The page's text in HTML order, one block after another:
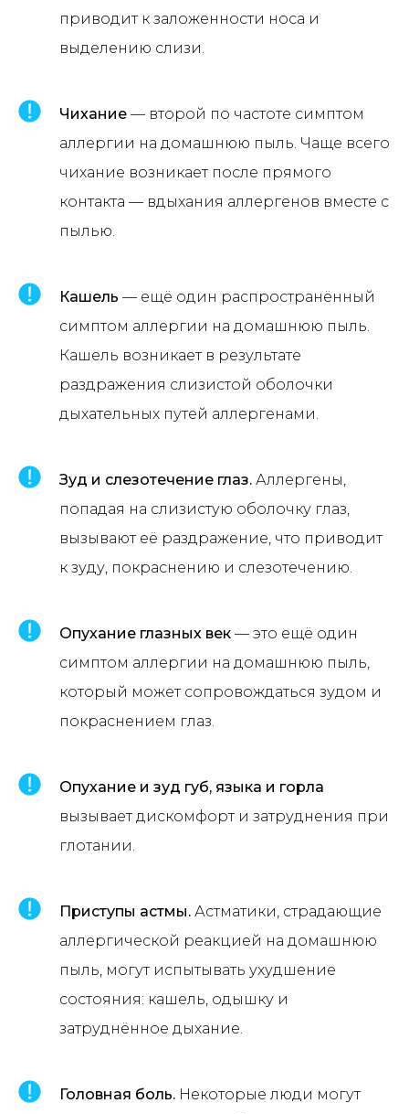
приводит к заложенности носа и
выделению слизи.
Чихание — второй по частоте симптом
аллергии на домашнюю пыль. Чаще всего
чихание возникает после прямого
контакта — вдыхания аллергенов вместе с
пылью.
Кашель — ещё один распространённый
симптом аллергии на домашнюю пыль.
Кашель возникает в результате
раздражения слизистой оболочки
дыхательных путей аллергенами.
Зуд и слезотечение глаз. Аллергены,
попадая на слизистую оболочку глаз,
вызывают её раздражение, что приводит
к зуду, покраснению и слезотечению.
Опухание глазных век — это ещё один
симптом аллергии на домашнюю пыль,
который может сопровождаться зудом и
покраснением глаз.
Опухание и зуд губ, языка и горла
вызывает дискомфорт и затруднения при
глотании.
Приступы астмы. Астматики, страдающие
аллергической реакцией на домашнюю
пыль, могут испытывать ухудшение
состояния: кашель, одышку и
затруднённое дыхание.
Головная боль. Некоторые люди могут